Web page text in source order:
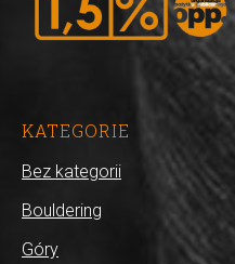
KATEGORIE
Bez kategorii
Bouldering
Góry